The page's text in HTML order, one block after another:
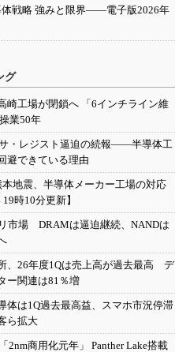
体戦略 強みと限界――電子版2026年
グ
崎工場が閉鎖へ 「6インチライン維
業50年
・レジスト逼迫の続報――半導体工
避できている理由
地震、半導体メーカー工場の対応
時10分更新】
市場 DRAMは逼迫継続、NANDは
、26年度1Qは売上高が過去最高 デ
ー関連は81％増
体は1Q過去最高益、スマホ市況停滞
ら拡大
2nm商用化元年」 Panther Lake搭載